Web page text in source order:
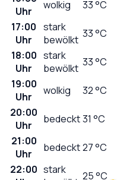
Uhr
wolkig 33°C
17:00
Uhr
stark
bewölkt 33°C
18:00
Uhr
stark
bewölkt 33°C
19:00
Uhr
wolkig 32°C
20:00
Uhr
bedeckt31 °C
21:00
Uhr
bedeckt27°C
22:00 stark
25°C